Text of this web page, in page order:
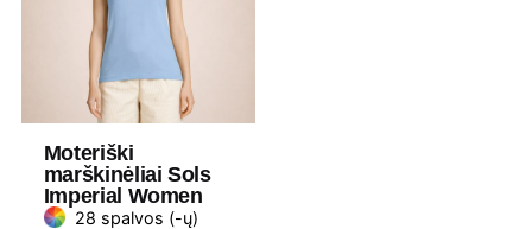
Moteriški
marškinėliai Sols
Imperial Women
28 spalvos (-ų)